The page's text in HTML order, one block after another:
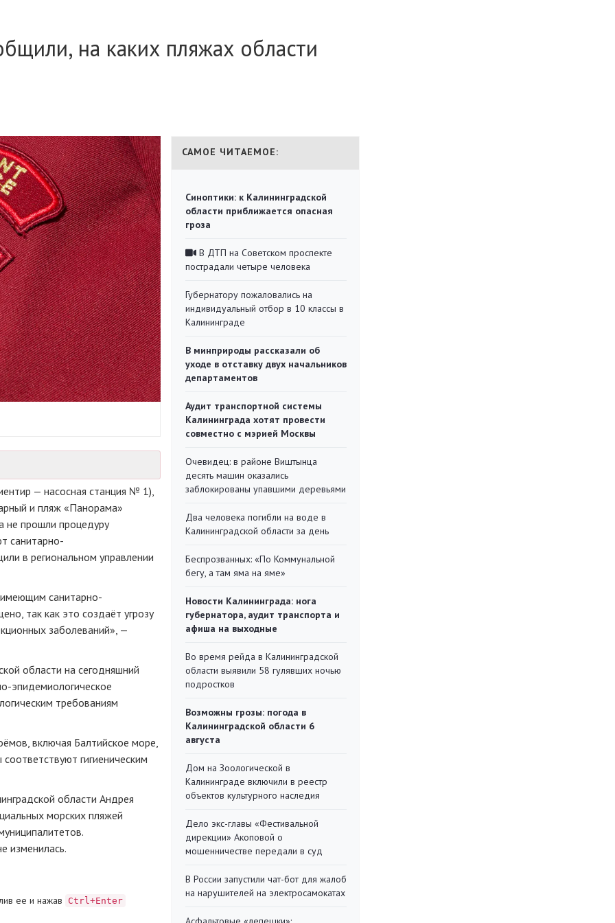
на каких пляжах области
— насосная станция № 1),
и пляж «Панорама»
не прошли процедуру
санитарно-
в региональном управлении
санитарно-
так как это создаёт угрозу
заболеваний», —
области на сегодняшний
эпидемиологическое
требованиям
включая Балтийское море,
гигиеническим
области Андрея
морских пляжей
изменилась.
ее и нажав Ctrl+Enter
САМОЕ ЧИТАЕМОЕ:
Синоптики: к Калининградской
области приближается опасная
гроза
В ДТП на Советском проспекте
пострадали четыре человека
Губернатору пожаловались на
индивидуальный отбор в 10 классы в
Калининграде
В минприроды рассказали об
уходе в отставку двух начальников
департаментов
Аудит транспортной системы
Калининграда хотят провести
совместно с мэрией Москвы
Очевидец: в районе Виштынца
десять машин оказались
заблокированы упавшими деревьями
Два человека погибли на воде в
Калининградской области за день
Беспрозванных: «По Коммунальной
бегу, а там яма на яме»
Новости Калининграда: нога
губернатора, аудит транспорта и
афиша на выходные
Во время рейда в Калининградской
области выявили 58 гулявших ночью
подростков
Возможны грозы: погода в
Калининградской области 6
августа
Дом на Зоологической в
Калининграде включили в реестр
объектов культурного наследия
Дело экс-главы «Фестивальной
дирекции» Акоповой о
мошенничестве передали в суд
В России запустили чат-бот для жалоб
на нарушителей на электросамокатах